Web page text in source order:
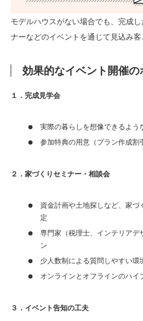
モデルハウスがない場合でも、完成
ナーなどのイベントを通じて見込み客
効果的なイベント開催の
１．完成見学会
実際の暮らしを想像できるよう
参加特典の用意（プラン作成割
２．家づくりセミナー・相談会
資金計画や土地探しなど、家
定
専門家（税理士、インテリアデ
ン
少人数制による質問しやすい環
オンラインとオフラインのハイ
３．イベント告知の工夫